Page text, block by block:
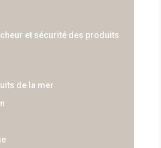
et sécurité des produits
de la mer